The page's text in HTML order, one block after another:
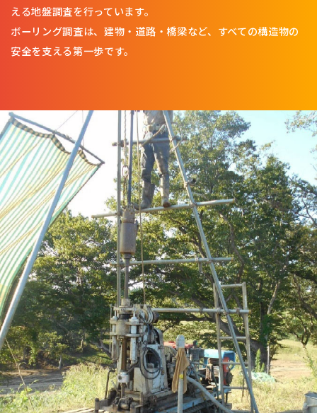
える地盤調査を行っています。
ボーリング調査は、建物・道路・橋梁など、すべての構造物の
安全を支える第一歩です。